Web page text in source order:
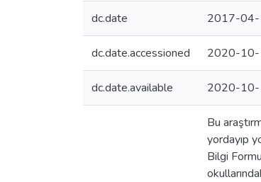
dc.date 2017-04-
dc.date.accessioned 2020-10-
dc.date.available 2020-10-
Bu
yordayıp
Bilgi